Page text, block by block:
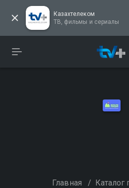
Казахтелеком
ТВ, фильмы и сериалы
Главная / Каталог